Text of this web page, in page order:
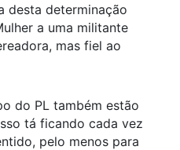
desta determinação
a uma militante
mas fiel ao
do PL também estão
tá ficando cada vez
pelo menos para